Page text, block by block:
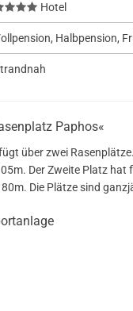
Hotel
Halbpension,
Paphos«
über zwei
Der Zweite Platz hat
Die Plätze sind